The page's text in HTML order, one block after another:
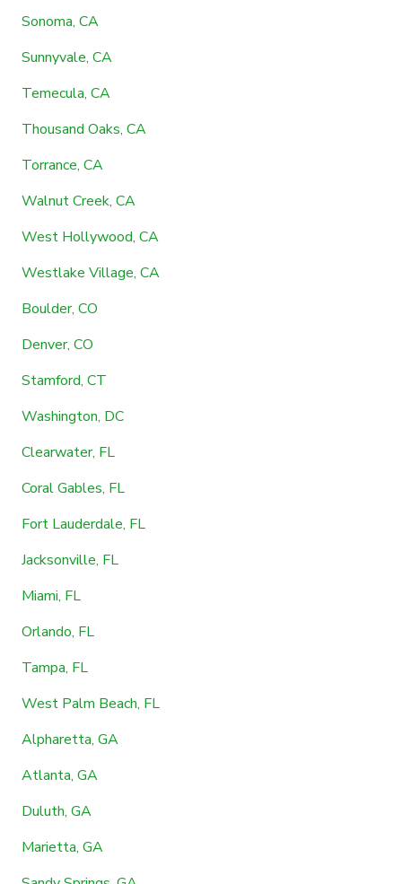
Sonoma, CA
Sunnyvale, CA
Temecula, CA
Thousand Oaks, CA
Torrance, CA
Walnut Creek, CA
West Hollywood, CA
Westlake Village, CA
Boulder, CO
Denver, CO
Stamford, CT
Washington, DC
Clearwater, FL
Coral Gables, FL
Fort Lauderdale, FL
Jacksonville, FL
Miami, FL
Orlando, FL
Tampa, FL
West Palm Beach, FL
Alpharetta, GA
Atlanta, GA
Duluth, GA
Marietta, GA